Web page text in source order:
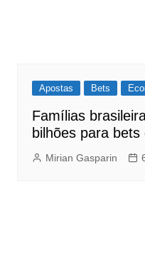
Apostas Bets
Famílias
bilhões para bets
Mirian Gasparin